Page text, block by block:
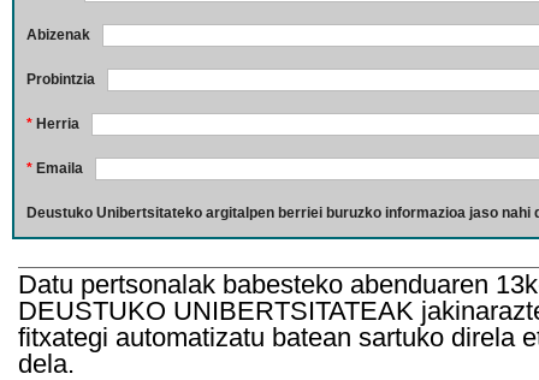
Abizenak
Probintzia
* Herria
* Emaila
Deustuko Unibertsitateko argitalpen berriei buruzko informazioa jaso nahi
Datu pertsonalak babesteko abenduaren
DEUSTUKO UNIBERTSITATEAK
fitxategi automatizatu batean sartuko direla
dela.